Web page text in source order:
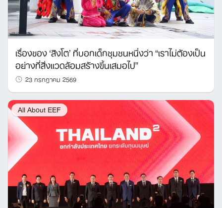
เรื่องของ ‘สิงโต’ ที่บอกเด็กชุมชนหนึ่งว่า “เราไม่ต้องเป็น
อย่างที่สิ่งแวดล้อมสร้างขึ้นเสมอไป”
23 กรกฎาคม 2569
All About EEF